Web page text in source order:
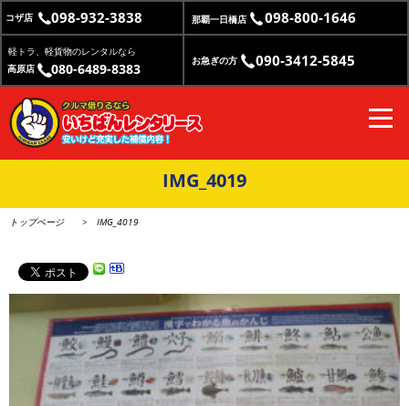
コザ店 098-932-3838 那覇一日橋店 098-800-1646
軽トラ、軽貨物のレンタルなら
高原店
080-6489-8383 お急ぎの方 090-3412-5845
IMG_4019
トップページ IMG_4019